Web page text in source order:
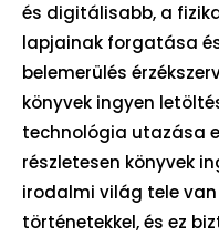
és digitálisabb, a
lapjainak forgatása
belemerülés
könyvek ingyen
technológia utazása
részletesen könyvek
irodalmi világ tele
történetekkel, és ez